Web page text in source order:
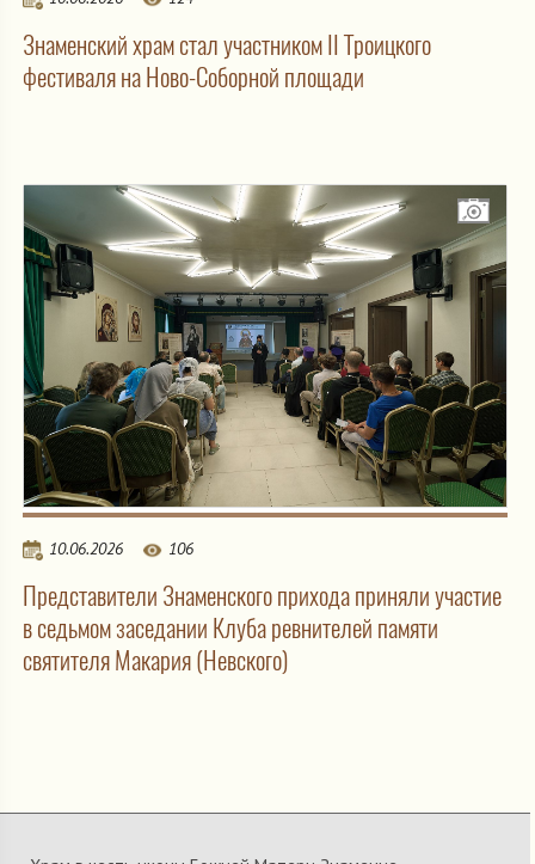
Знаменский храм стал участником II Троицкого
фестиваля на Ново-Соборной площади
10.06.2026 106
Представители Знаменского прихода приняли участие
в седьмом заседании Клуба ревнителей памяти
святителя Макария (Невского)